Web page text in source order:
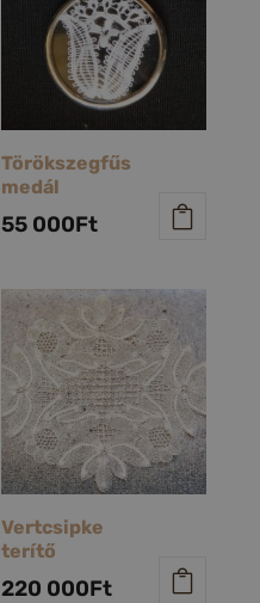
Törökszegfűs
medál
55 000Ft
Vertcsipke
terítő
220 000Ft